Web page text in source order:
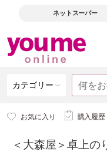
ネットスーパー
カテゴリー
お気に入り 購入履歴
＜大森屋＞卓上の